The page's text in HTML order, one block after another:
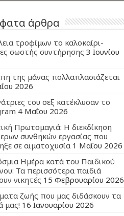
άρθρα
τροφίμων το καλοκαίρι-
σωστής συντήρησης 3 Ιουνίου
της μάνας πολλαπλασιάζεται
2026
του σεξ κατέκλυσαν το
4 Μαΐου 2026
Πρωτομαγιά: Η διεκδίκηση
συνθηκών εργασίας που
σε αιματοχυσία 1 Μαΐου 2026
Ημέρα κατά του Παιδικού
Τα περισσότερα παιδιά
νικητές 15 Φεβρουαρίου 2026
ζωής που μας διδάσκουν τα
μας! 16 Ιανουαρίου 2026